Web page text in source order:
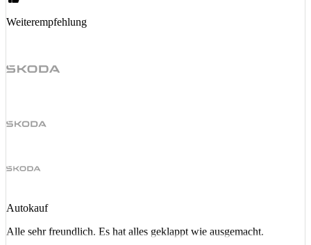
Weiterempfehlung
Autokauf
Alle sehr freundlich. Es hat alles geklappt wie ausgemacht.